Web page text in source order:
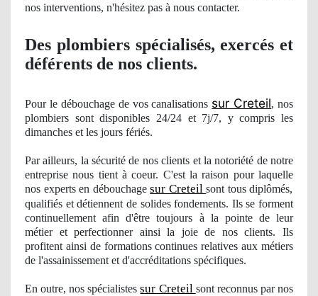
nos interventions, n'hésitez pas à nous contacter.
Des plombiers spécialisés, exercés et
déférents de nos clients.
Pour le débouchage de vos canalisations sur Creteil, nos
plombiers sont disponibles 24/24 et 7j/7, y compris les
dimanches et les jours fériés.
Par ailleurs, la sécurité de nos clients et la notoriété de notre
entreprise nous tient à coeur. C'est la raison pour laquelle
nos experts en débouchagesur Creteilsont tous diplômés,
qualifiés et détiennent de solides fondements. Ils se forment
continuellement afin d'être toujours à la pointe de leur
métier et perfectionner ainsi la joie de nos clients. Ils
profitent ainsi de formationscontinues relatives aux métiers
de l'assainissement et d'accréditations spécifiques.
En outre, nosspécialistessur Creteil sont reconnus par nos